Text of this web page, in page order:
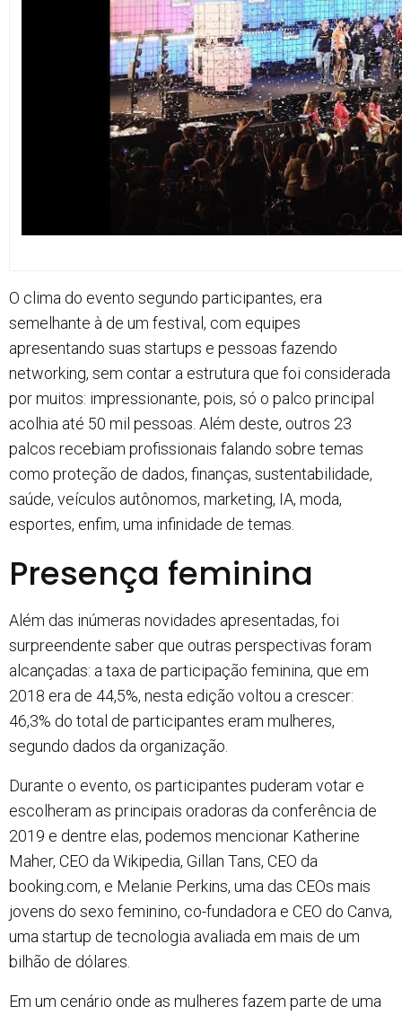
O clima do evento segundo participantes, era
semelhante à de um festival, com equipes
apresentando suas startups e pessoas fazendo
networking, sem contar a estrutura que foi considerada
por muitos: impressionante, pois, só o palco principal
acolhia até 50 mil pessoas. Além deste, outros 23
palcos recebiam profissionais falando sobre temas
como proteção de dados, finanças, sustentabilidade,
saúde, veículos autônomos, marketing, IA, moda,
esportes, enfim, uma infinidade de temas.
Presença feminina
Além das inúmeras novidades apresentadas, foi
surpreendente saber que outras perspectivas foram
alcançadas: a taxa de participação feminina, que em
2018 era de 44,5%, nesta edição voltou a crescer:
46,3% do total de participantes eram mulheres,
segundo dados da organização.
Durante o evento, os participantes puderam votar e
escolheram as principais oradoras da conferência de
2019 e dentre elas, podemos mencionar Katherine
Maher, CEO da Wikipedia, Gillan Tans, CEO da
booking.com, e Melanie Perkins, uma das CEOs mais
jovens do sexo feminino, co-fundadora e CEO do Canva,
uma startup de tecnologia avaliada em mais de um
bilhão de dólares.
Em um cenário onde as mulheres fazem parte de uma